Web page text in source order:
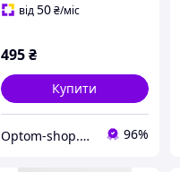
від50 ₴/міс
495 ₴
Купити
Optom-shop.com.ua - Оптовий інтернет-магазин: Одежа та взуття оптом, спідня білизна недорого 96%